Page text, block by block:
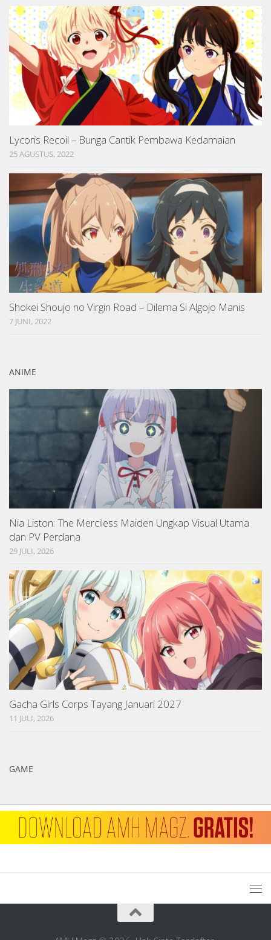
Lycoris Recoil – Bunga Cantik Pembawa Kedamaian
25 AGUSTUS, 2022
Shokei Shoujo no Virgin Road – Dilema Si Algojo Manis
7 JUNI, 2022
ANIME
Nia Liston: The Merciless Maiden Ungkap Visual Utama
dan PV Perdana
29 JULI, 2026
Gacha Girls Corps Tayang Januari 2027
11 JULI, 2026
GAME